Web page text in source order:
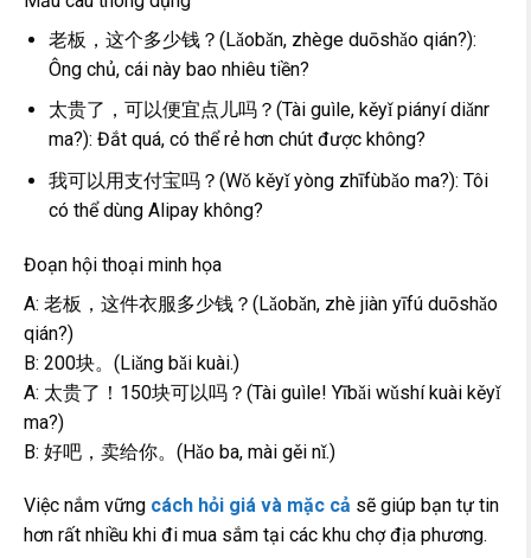
老板，这个多少钱？(Lǎobǎn, zhège duōshǎo qián?):
Ông chủ, cái này bao nhiêu tiền?
太贵了，可以便宜点儿吗？(Tài guìle, kěyǐ piányí diǎnr
ma?): Đắt quá, có thể rẻ hơn chút được không?
我可以用支付宝吗？(Wǒ kěyǐ yòng zhīfùbǎo ma?): Tôi
có thể dùng Alipay không?
Đoạn hội thoại minh họa
A: 老板，这件衣服多少钱？(Lǎobǎn, zhè jiàn yīfú duōshǎo
qián?)
B: 200块。(Liǎng bǎi kuài.)
A: 太贵了！150块可以吗？(Tài guìle! Yībǎi wǔshí kuài kěyǐ
ma?)
B: 好吧，卖给你。(Hǎo ba, mài gěi nǐ.)
Việc nắm vững cách hỏi giá và mặc cả sẽ giúp bạn tự tin
hơn rất nhiều khi đi mua sắm tại các khu chợ địa phương.